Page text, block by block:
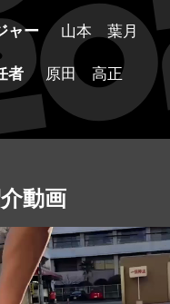
ャー
山本 葉月
者
原田 高正
動画